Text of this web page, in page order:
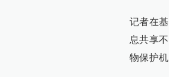
记者在
息共享
物保护